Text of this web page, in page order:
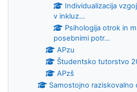
Individualizacija
v inkluz...
Psihologija otrok in
posebnimi potr...
APzu
Študentsko tutorstvo
APzš
Samostojno raziskovalno